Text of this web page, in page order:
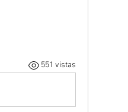
551 vistas